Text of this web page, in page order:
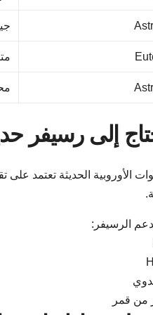
إلى رسيفر
الرسيفر:
من قمر